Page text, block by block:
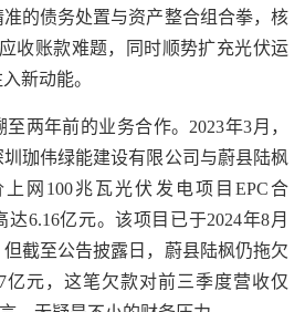
的债务处置与资产整合组合拳，核
收账款难题，同时顺势扩充光伏运
新动能。
年前的业务合作。2023年3月，
珈伟绿能建设有限公司与蔚县陆枫
网100兆瓦光伏发电项目EPC合
6.16亿元。该项目已于2024年8月
截至公告披露日，蔚县陆枫仍拖欠
亿元，这笔欠款对前三季度营收仅